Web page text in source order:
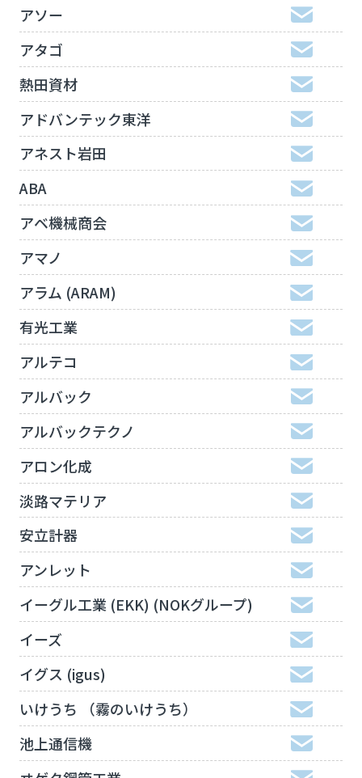
アソー
アタゴ
熱田資材
アドバンテック東洋
アネスト岩田
ABA
アベ機械商会
アマノ
アラム (ARAM)
有光工業
アルテコ
アルバック
アルバックテクノ
アロン化成
淡路マテリア
安立計器
アンレット
イーグル工業 (EKK) (NOKグループ)
イーズ
イグス (igus)
いけうち （霧のいけうち）
池上通信機